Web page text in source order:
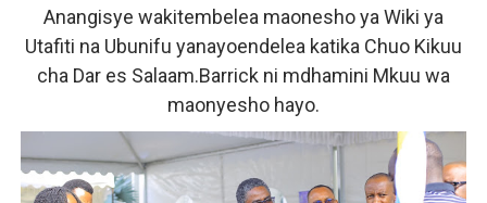
Anangisye wakitembelea maonesho ya Wiki ya
Utafiti na Ubunifu yanayoendelea katika Chuo Kikuu
cha Dar es Salaam.Barrick ni mdhamini Mkuu wa
maonyesho hayo.